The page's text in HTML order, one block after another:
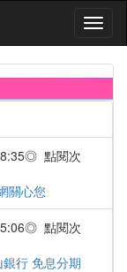
點閱次
關心您
點閱次
行 免息分期